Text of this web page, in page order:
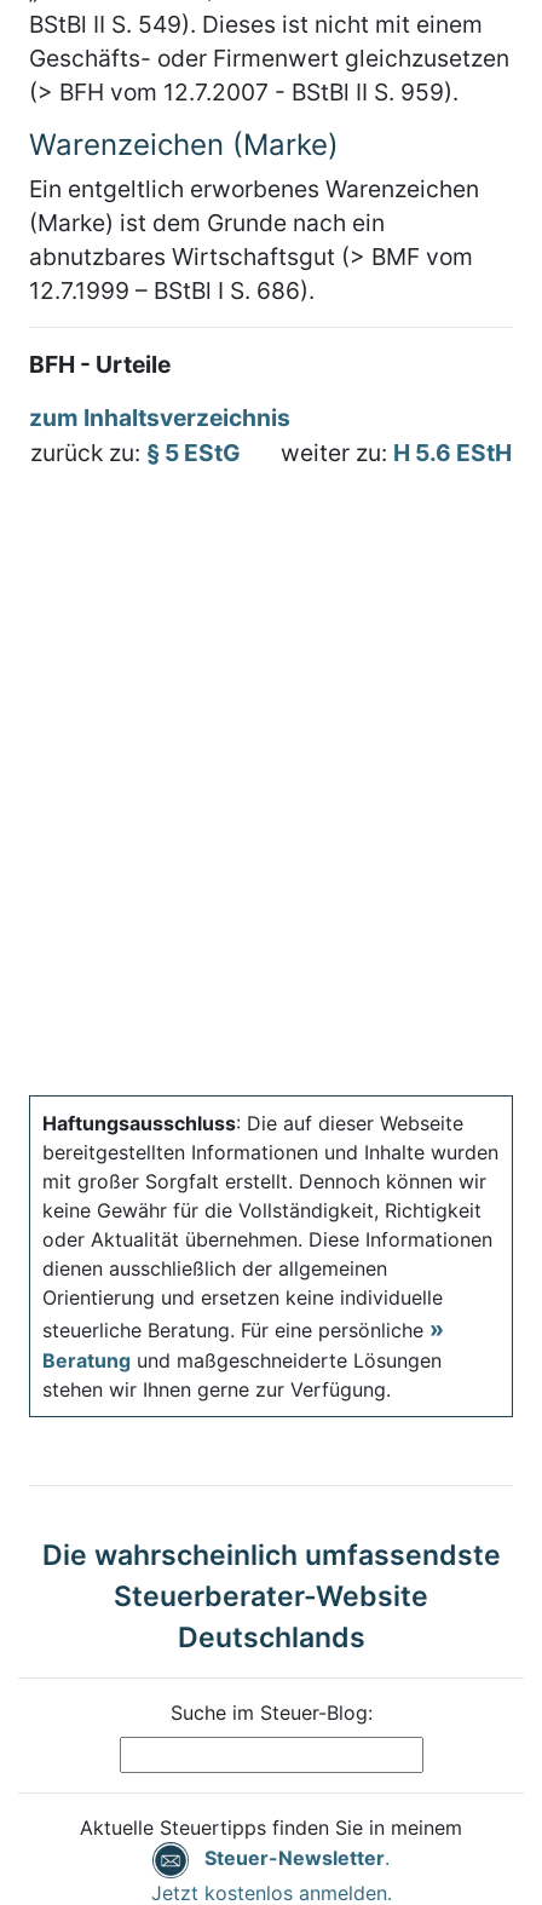
BStBl II S. 549). Dieses ist nicht mit einem
Geschäfts- oder Firmenwert gleichzusetzen
(> BFH vom 12.7.2007 - BStBl II S. 959).
Warenzeichen (Marke)
Ein entgeltlich erworbenes Warenzeichen
(Marke) ist dem Grunde nach ein
abnutzbares Wirtschaftsgut (> BMF vom
12.7.1999 – BStBl I S. 686).
BFH - Urteile
zum Inhaltsverzeichnis
zurück zu: § 5 EStG weiter zu: H 5.6 EStH
Haftungsausschluss: Die auf dieser Webseite
bereitgestellten Informationen und Inhalte wurden
mit großer Sorgfalt erstellt. Dennoch können wir
keine Gewähr für die Vollständigkeit, Richtigkeit
oder Aktualität übernehmen. Diese Informationen
dienen ausschließlich der allgemeinen
Orientierung und ersetzen keine individuelle
steuerliche Beratung. Für eine persönliche
Beratung und maßgeschneiderte Lösungen
stehen wir Ihnen gerne zur Verfügung.
Die wahrscheinlich umfassendste
Steuerberater-Website
Deutschlands
Suche im Steuer-Blog:
Aktuelle Steuertipps finden Sie in meinem
Steuer-Newsletter.
Jetzt kostenlos anmelden.